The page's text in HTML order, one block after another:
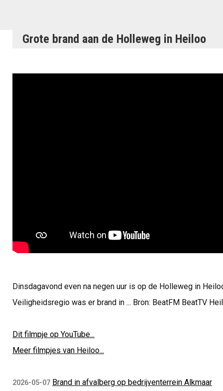
Grote brand aan de Holleweg in Heiloo
Dinsdagavond even na negen uur is op de Holleweg in
Veiligheidsregio was er brand in ... Bron: BeatFM BeatTV
Dit filmpje op YouTube...
Meer filmpjes van Heiloo...
2026-05-07 Brand in afvalberg op bedrijventerrein Alkmaar